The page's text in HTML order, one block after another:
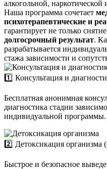
алкогольной,
Наша программа сочетает
психотерапевтические и
гарантирует не только
долгосрочный результат.
разрабатывается
стажа зависимости и
1️⃣ Консультация и
Бесплатная анонимная
диагностика стадии
индивидуальной программы.
2️⃣ Детоксикация организма
Быстрое и безопасное